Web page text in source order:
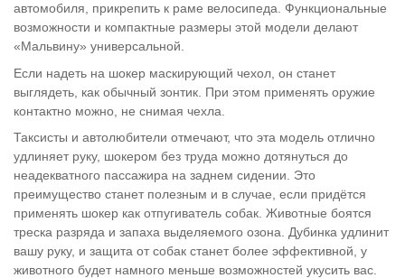
автомобиля, прикрепить к раме велосипеда. Функциональные
возможности и компактные размеры этой модели делают
«Мальвину» универсальной.
Если надеть на шокер маскирующий чехол, он станет
выглядеть, как обычный зонтик. При этом применять оружие
контактно можно, не снимая чехла.
Таксисты и автолюбители отмечают, что эта модель отлично
удлиняет руку, шокером без труда можно дотянуться до
неадекватного пассажира на заднем сидении. Это
преимущество станет полезным и в случае, если придётся
применять шокер как отпугиватель собак. Животные боятся
треска разряда и запаха выделяемого озона. Дубинка удлинит
вашу руку, и защита от собак станет более эффективной, у
животного будет намного меньше возможностей укусить вас.